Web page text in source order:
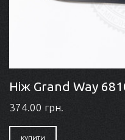
Ніж Grand Way
374.00 грн.
КУПИТИ